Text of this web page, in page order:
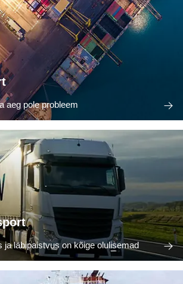
aeg pole probleem
ja läbipaistvus on kõige olulisemad